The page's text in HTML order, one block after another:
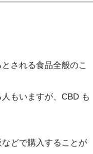
される食品全般のこ
もいますが、CBD も
どで購入することが